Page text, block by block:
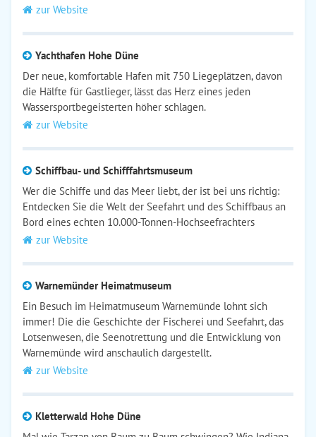
zur Website
Yachthafen Hohe Düne
Der neue, komfortable Hafen mit 750 Liegeplätzen, davon
die Hälfte für Gastlieger, lässt das Herz eines jeden
Wassersportbegeisterten höher schlagen.
zur Website
Schiffbau- und Schifffahrtsmuseum
Wer die Schiffe und das Meer liebt, der ist bei uns richtig:
Entdecken Sie die Welt der Seefahrt und des Schiffbaus an
Bord eines echten 10.000-Tonnen-Hochseefrachters
zur Website
Warnemünder Heimatmuseum
Ein Besuch im Heimatmuseum Warnemünde lohnt sich
immer! Die die Geschichte der Fischerei und Seefahrt, das
Lotsenwesen, die Seenotrettung und die Entwicklung von
Warnemünde wird anschaulich dargestellt.
zur Website
Kletterwald Hohe Düne